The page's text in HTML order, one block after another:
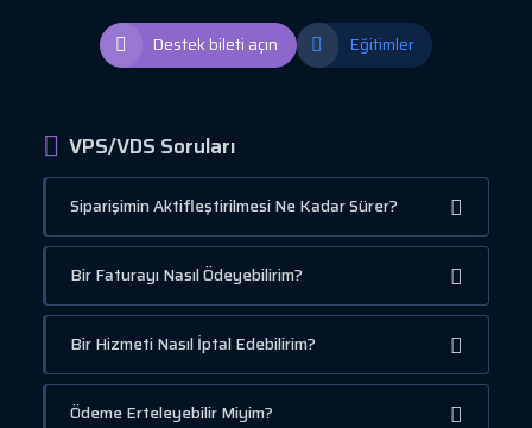
Destek bileti açın Eğitimler
VPS/VDS Soruları
Siparişimin Aktifleştirilmesi Ne Kadar Sürer?
Bir Faturayı Nasıl Ödeyebilirim?
Bir Hizmeti Nasıl İptal Edebilirim?
Ödeme Erteleyebilir Miyim?